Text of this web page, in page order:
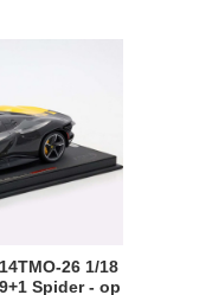
26 1/18
Spider - op